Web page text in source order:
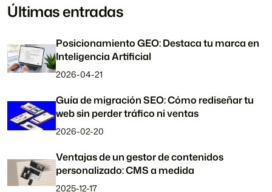
Últimas entradas
Posicionamiento GEO: Destaca tu marca en
Inteligencia Artificial
2026-04-21
Guía de migración SEO: Cómo rediseñar tu
web sin perder tráfico ni ventas
2026-02-20
Ventajas de un gestor de contenidos
personalizado: CMS a medida
2025-12-17